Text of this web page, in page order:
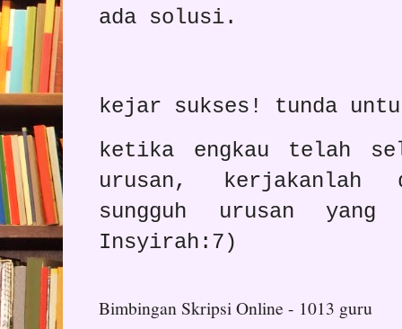
ada solusi.
kejar sukses! tunda
ketika engkau telah
urusan, kerjakanlah
sungguh urusan
Insyirah:7)
Bimbingan Skripsi Online - 1013 guru